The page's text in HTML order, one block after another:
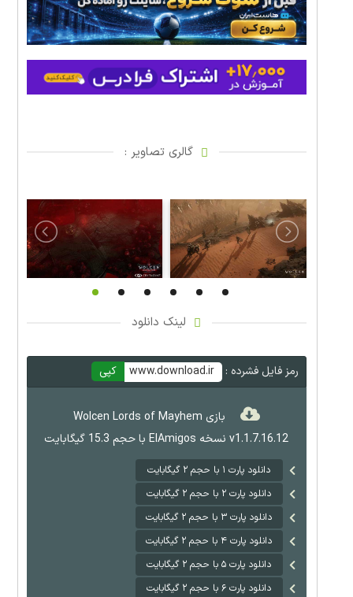
گالری تصاویر :
لینک دانلود
رمز فایل فشرده : www.download.ir کپی
بازی Wolcen Lords of Mayhem
v1.1.7.16.12 نسخه ElAmigos با حجم 15.3 گیگابایت
دانلود پارت ۱ با حجم ۲ گیگابایت
دانلود پارت ۲ با حجم ۲ گیگابایت
دانلود پارت ۳ با حجم ۲ گیگابایت
دانلود پارت ۴ با حجم ۲ گیگابایت
دانلود پارت ۵ با حجم ۲ گیگابایت
دانلود پارت ۶ با حجم ۲ گیگابایت